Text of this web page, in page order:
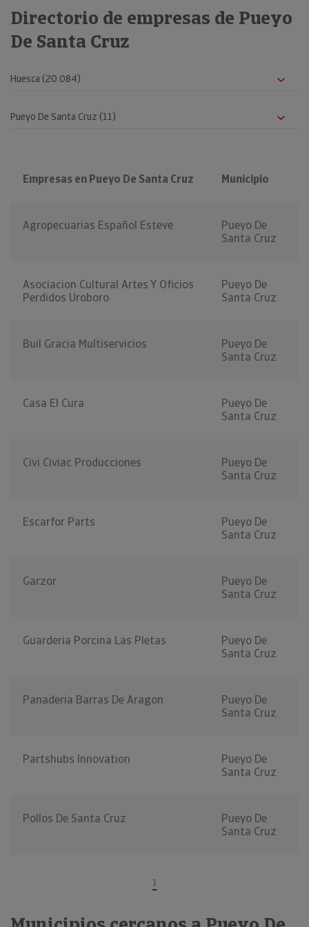
Directorio de empresas de Pueyo
De Santa Cruz
Empresas en Pueyo De Santa Cruz Municipio
Agropecuarias Español Esteve
Pueyo De
Santa Cruz
Asociacion Cultural Artes Y Oficios
Perdidos Uroboro
Pueyo De
Santa Cruz
Buil Gracia Multiservicios
Pueyo De
Santa Cruz
Casa El Cura
Pueyo De
Santa Cruz
Civi Civiac Producciones
Pueyo De
Santa Cruz
Escarfor Parts
Pueyo De
Santa Cruz
Garzor
Pueyo De
Santa Cruz
Guarderia Porcina Las Pletas
Pueyo De
Santa Cruz
Panaderia Barras De Aragon
Pueyo De
Santa Cruz
Partshubs Innovation
Pueyo De
Santa Cruz
Pollos De Santa Cruz
Pueyo De
Santa Cruz
1